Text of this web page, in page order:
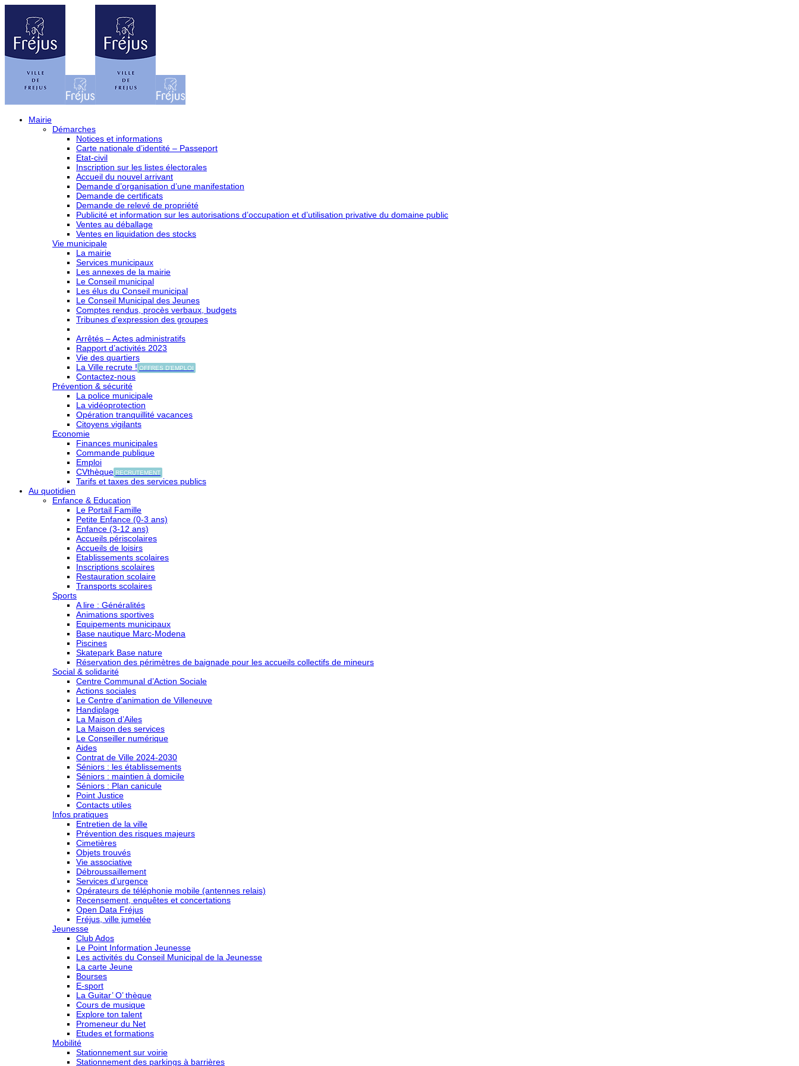
Mairie
Démarches
Notices et informations
Carte nationale d’identité – Passeport
Etat-civil
Inscription sur les listes électorales
Accueil du nouvel arrivant
Demande d’organisation d’une manifestation
Demande de certificats
Demande de relevé de propriété
Publicité et information sur les autorisations d’occupation et d’utilisation privative du domaine public
Ventes au déballage
Ventes en liquidation des stocks
Vie municipale
La mairie
Services municipaux
Les annexes de la mairie
Le Conseil municipal
Les élus du Conseil municipal
Le Conseil Municipal des Jeunes
Comptes rendus, procès verbaux, budgets
Tribunes d’expression des groupes
Arrêtés – Actes administratifs
Rapport d’activités 2023
Vie des quartiers
La Ville recrute ! OFFRES D'EMPLOI
Contactez-nous
Prévention & sécurité
La police municipale
La vidéoprotection
Opération tranquillité vacances
Citoyens vigilants
Economie
Finances municipales
Commande publique
Emploi
CVthèque RECRUTEMENT
Tarifs et taxes des services publics
Au quotidien
Enfance & Education
Le Portail Famille
Petite Enfance (0-3 ans)
Enfance (3-12 ans)
Accueils périscolaires
Accueils de loisirs
Etablissements scolaires
Inscriptions scolaires
Restauration scolaire
Transports scolaires
Sports
A lire : Généralités
Animations sportives
Equipements municipaux
Base nautique Marc-Modena
Piscines
Skatepark Base nature
Réservation des périmètres de baignade pour les accueils collectifs de mineurs
Social & solidarité
Centre Communal d’Action Sociale
Actions sociales
Le Centre d’animation de Villeneuve
Handiplage
La Maison d’Ailes
La Maison des services
Le Conseiller numérique
Aides
Contrat de Ville 2024-2030
Séniors : les établissements
Séniors : maintien à domicile
Séniors : Plan canicule
Point Justice
Contacts utiles
Infos pratiques
Entretien de la ville
Prévention des risques majeurs
Cimetières
Objets trouvés
Vie associative
Débroussaillement
Services d’urgence
Opérateurs de téléphonie mobile (antennes relais)
Recensement, enquêtes et concertations
Open Data Fréjus
Fréjus, ville jumelée
Jeunesse
Club Ados
Le Point Information Jeunesse
Les activités du Conseil Municipal de la Jeunesse
La carte Jeune
Bourses
E-sport
La Guitar’ O’ thèque
Cours de musique
Explore ton talent
Promeneur du Net
Etudes et formations
Mobilité
Stationnement sur voirie
Stationnement des parkings à barrières